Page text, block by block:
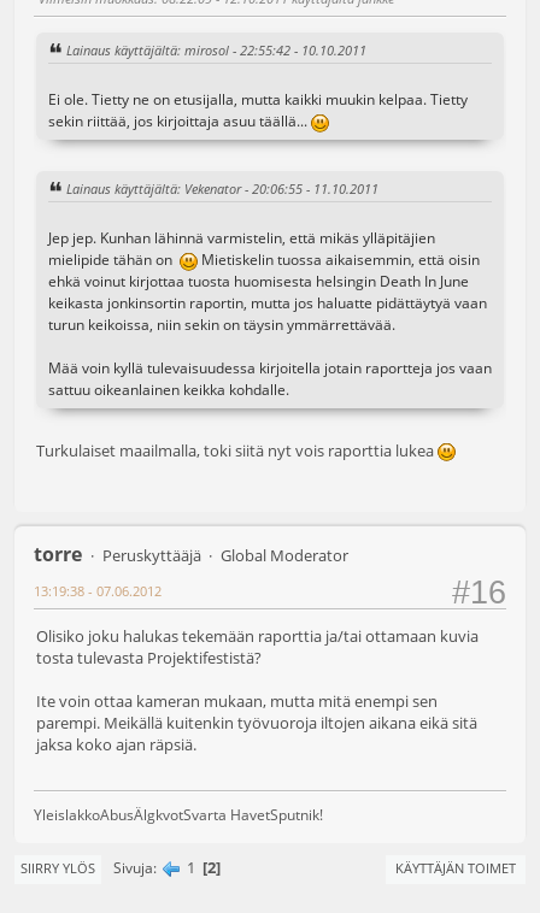
Lainaus käyttäjältä: mirosol - 22:55:42 - 10.10.2011
Ei ole. Tietty ne on etusijalla, mutta kaikki muukin kelpaa. Tietty
sekin riittää, jos kirjoittaja asuu täällä...
Lainaus käyttäjältä: Vekenator - 20:06:55 - 11.10.2011
Jep jep. Kunhan lähinnä varmistelin, että mikäs ylläpitäjien
mielipide tähän on
Mietiskelin tuossa aikaisemmin, että oisin
ehkä voinut kirjottaa tuosta huomisesta helsingin Death In June
keikasta jonkinsortin raportin, mutta jos haluatte pidättäytyä vaan
turun keikoissa, niin sekin on täysin ymmärrettävää.
Mää voin kyllä tulevaisuudessa kirjoitella jotain raportteja jos vaan
sattuu oikeanlainen keikka kohdalle.
Turkulaiset maailmalla, toki siitä nyt vois raporttia lukea
torre Peruskyttääjä Global Moderator
#16
13:19:38 - 07.06.2012
Olisiko joku halukas tekemään raporttia ja/tai ottamaan kuvia
tosta tulevasta Projektifestistä?
Ite voin ottaa kameran mukaan, mutta mitä enempi sen
parempi. Meikällä kuitenkin työvuoroja iltojen aikana eikä sitä
jaksa koko ajan räpsiä.
YleislakkoAbusÄlgkvotSvarta HavetSputnik!
SIIRRY YLÖS Sivuja 1 2 KÄYTTÄJÄN TOIMET